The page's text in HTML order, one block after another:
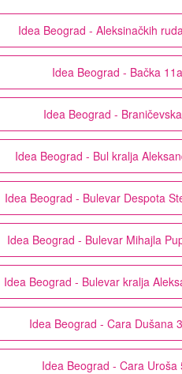
Idea Beograd - Aleksinačkih
Idea Beograd - Bačka 11a
Idea Beograd -
Idea Beograd - Bul kralja
Idea Beograd - Bulevar Despota
Idea Beograd - Bulevar Mihajla
Idea Beograd - Bulevar kralja
Idea Beograd - Cara Dušana
Idea Beograd - Cara Uroša